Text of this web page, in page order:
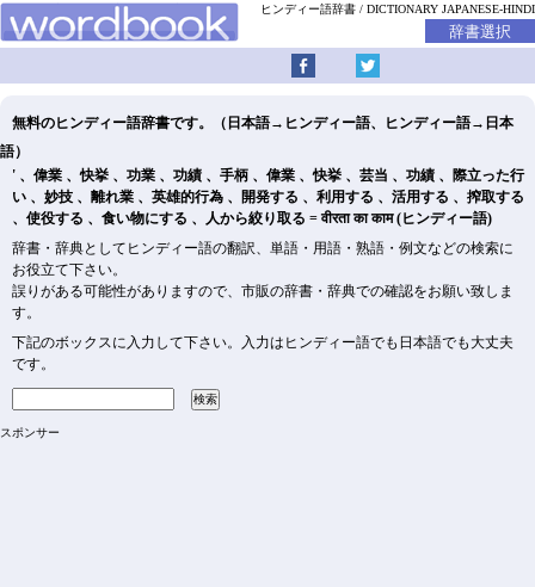
ヒンディー語辞書 DICTIONARY JAPANESE-HINDI
無料のヒンディー語辞書です。（日本語→ヒンディー語、ヒンディー語→日本
語）
' 、偉業 、快挙 、功業 、功績 、手柄 、偉業 、快挙 、芸当 、功績 、際立った行
い 、妙技 、離れ業 、英雄的行為 、開発する 、利用する 、活用する 、搾取する
、使役する 、食い物にする 、人から絞り取る = वीरता का काम (ヒンディー語)
辞書・辞典としてヒンディー語の翻訳、単語・用語・熟語・例文などの検索に
お役立て下さい。
誤りがある可能性がありますので、市販の辞書・辞典での確認をお願い致しま
す。
下記のボックスに入力して下さい。入力はヒンディー語でも日本語でも大丈夫
です。
スポンサー